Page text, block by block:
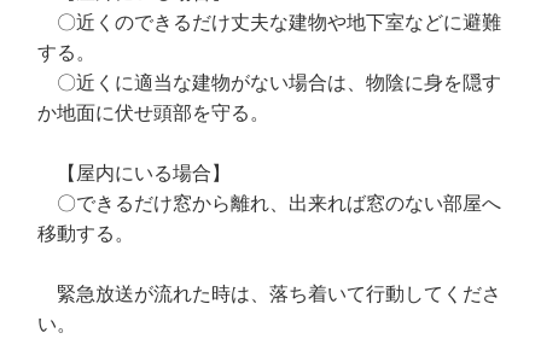
〇近くのできるだけ丈夫な建物や地下室などに避難
する。
〇近くに適当な建物がない場合は、物陰に身を隠す
か地面に伏せ頭部を守る。
【屋内にいる場合】
〇できるだけ窓から離れ、出来れば窓のない部屋へ
移動する。
緊急放送が流れた時は、落ち着いて行動してくださ
い。